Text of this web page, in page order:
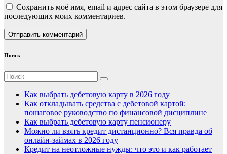
Сохранить моё имя, email и адрес сайта в этом браузере для
последующих моих комментариев.
Поиск
Как выбрать дебетовую карту в 2026 году
Как откладывать средства с дебетовой картой:
пошаговое руководство по финансовой дисциплине
Как выбрать дебетовую карту пенсионеру
Можно ли взять кредит дистанционно? Вся правда об
онлайн-займах в 2026 году
Кредит на неотложные нужды: что это и как работает